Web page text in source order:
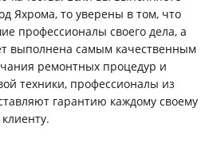
Яхрома, то уверены в том, что
профессионалы своего дела, а
выполнена самым качественным
ремонтных процедур и
техники, профессионалы из
гарантию каждому своему
клиенту.